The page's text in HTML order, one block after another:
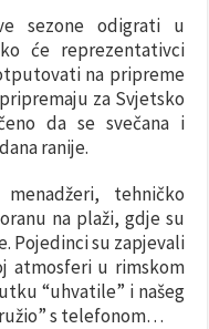
sezone odigrati u
će reprezentativci
na pripreme
za Svjetsko
da se svečana i
ranije.
tehničko
na plaži, gdje su
Pojedinci su zapjevali
atmosferi u rimskom
“uhvatile” i našeg
s telefonom…